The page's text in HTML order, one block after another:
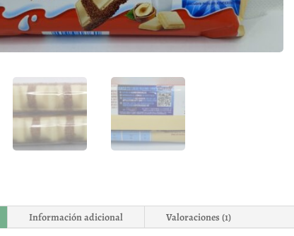
Información adicional Valoraciones (1)